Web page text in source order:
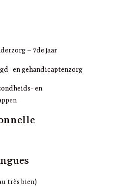
– 7de jaar
en gehandicaptenzorg
en
très bien)